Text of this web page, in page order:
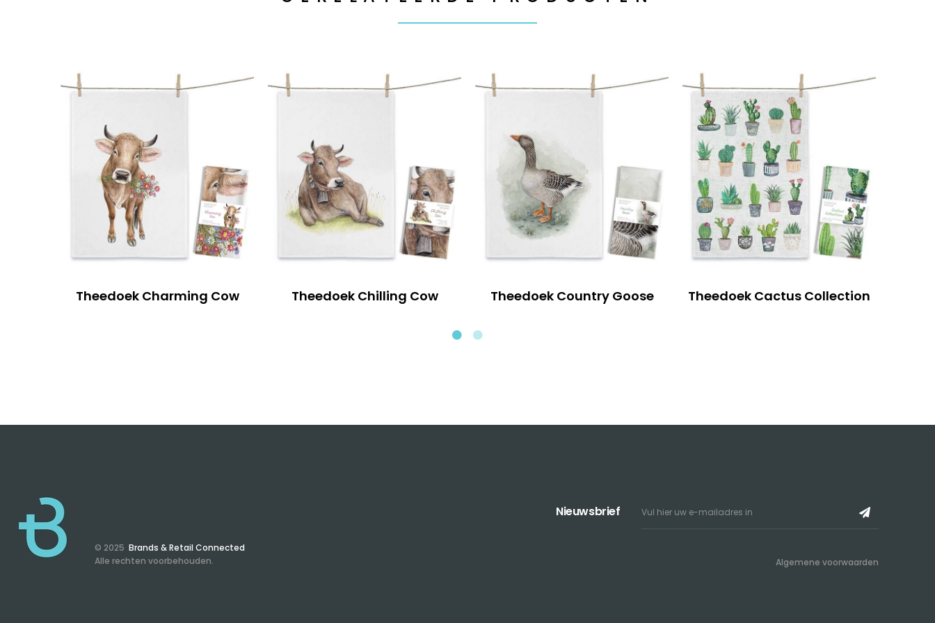
Theedoek Charming Cow Theedoek Chilling Cow Theedoek Country Goose Theedoek Cactus Collection
© 2025 Brands & Retail Connected
Alle rechten voorbehouden.
Nieuwsbrief
Algemene voorwaarden